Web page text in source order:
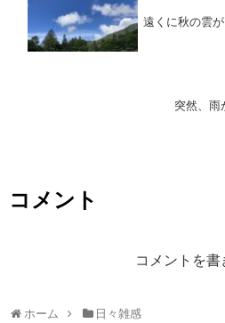
遠くに秋の雲
突然、雨
コメント
コメントを書
ホーム 日々雑感